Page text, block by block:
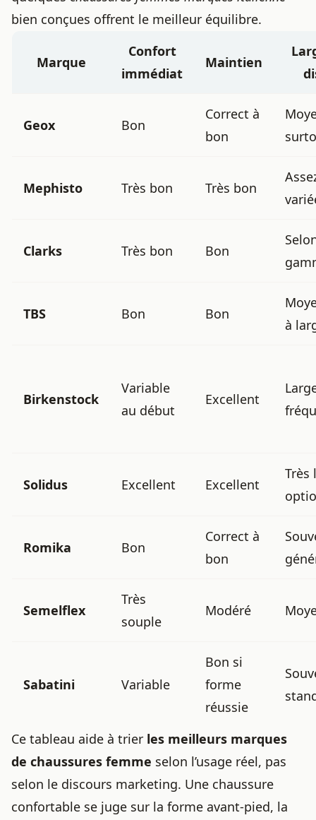
bien conçues offrent le meilleur équilibre.
Marque
Confort
immédiat
Maintien
Geox Bon
Correct à
bon
Mephisto Très bon Très bon
Clarks Très bon Bon
TBS Bon Bon
à
Birkenstock
Variable
au début
Excellent
Solidus Excellent Excellent
Très
Romika Bon
Correct à
bon
Semelflex
Très
souple
Modéré
Sabatini Variable
Bon si
forme
réussie
Ce tableau aide à trier les meilleurs marques
de chaussures femme selon l’usage réel, pas
selon le discours marketing. Une chaussure
confortable se juge sur la forme avant-pied, la